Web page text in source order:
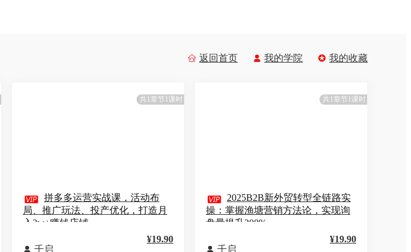
 返回首页  我的学院  我的收藏
共1章节1课时
 拼多多运营实战课，活动布
局、推广玩法、投产优化，打造月
入3w+赚钱店铺
 千启
¥19.90
共1章节1课时
 2025B2B新外贸转型全链路实
操：掌握渔塘营销方法论，实现询
盘量提升300%
 千启
¥19.90